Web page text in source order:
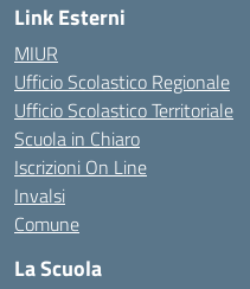
Link Esterni
MIUR
Ufficio Scolastico Regionale
Ufficio Scolastico Territoriale
Scuola in Chiaro
Iscrizioni On Line
Invalsi
Comune
La Scuola